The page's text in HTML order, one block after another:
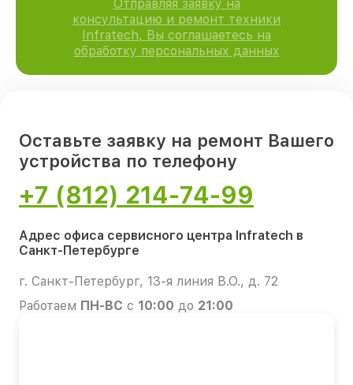
Отправляя заявку на
консультацию и ремонт техники
Infratech, Вы соглашаетесь на
обработку персональных данных
Оставьте заявку на ремонт Вашего
устройства по телефону
+7 (812) 214-74-99
Адрес офиса сервисного центра Infratech в
Санкт-Петербурге
г. Санкт-Петербург, 13-я линия В.О., д. 72
Работаем ПН-ВС с 10:00 до 21:00